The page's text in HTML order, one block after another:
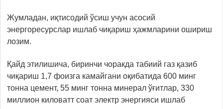
Жумладан, иқтисодий ўсиш учун асосий
энергоресурслар ишлаб чиқариш ҳажмларини ошириш
лозим.
Қайд этилишича, биринчи чоракда табиий газ қазиб
чиқариш 1,7 фоизга камайгани оқибатида 600 минг
тонна цемент, 55 минг тонна минерал ўғитлар, 330
миллион киловатт соат электр энергияси ишлаб